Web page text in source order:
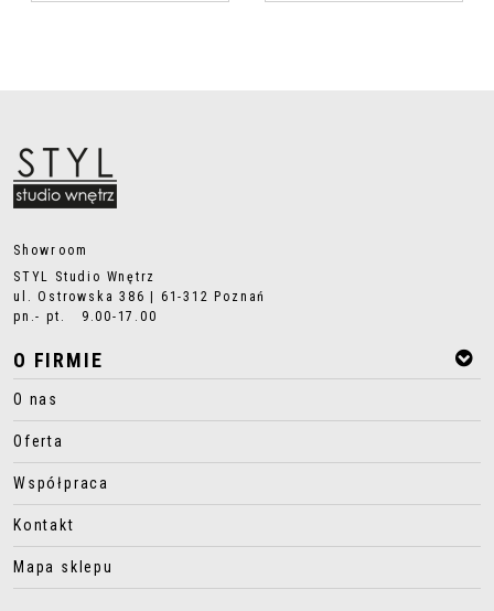
Showroom
STYL Studio Wnętrz
ul. Ostrowska 386 | 61-312 Poznań
pn.- pt. 9.00-17.00
O FIRMIE
O nas
Oferta
Współpraca
Kontakt
Mapa sklepu